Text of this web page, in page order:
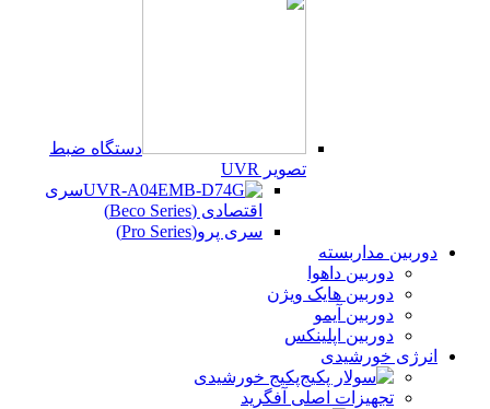
دستگاه ضبط
تصویر UVR
سری
اقتصادی (Beco Series)
سری پرو(Pro Series)
دوربین مداربسته
دوربین داهوا
دوربین هایک ویژن
دوربین آیمو
دوربین اپلینکس
انرژی خورشیدی
پکیج خورشیدی
تجهیزات اصلی آفگرید